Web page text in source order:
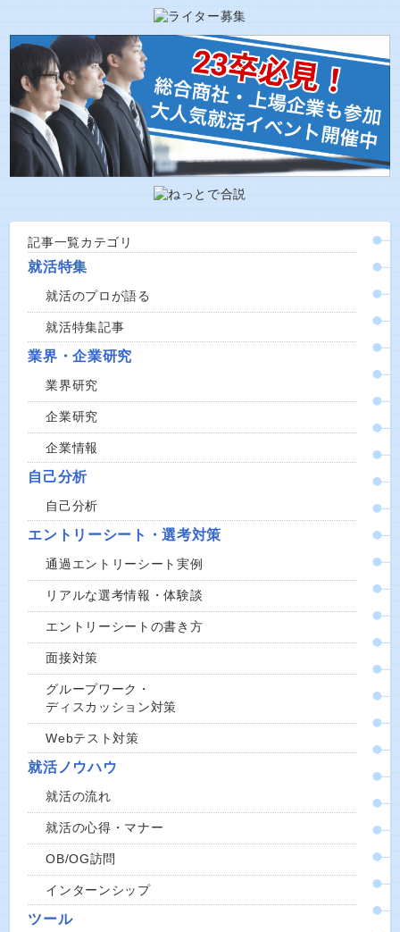
記事一覧カテゴリ
就活特集
就活のプロが語る
就活特集記事
業界・企業研究
業界研究
企業研究
企業情報
自己分析
自己分析
エントリーシート・選考対策
通過エントリーシート実例
リアルな選考情報・体験談
エントリーシートの書き方
面接対策
グループワーク・
ディスカッション対策
Webテスト対策
就活ノウハウ
就活の流れ
就活の心得・マナー
OB/OG訪問
インターンシップ
ツール